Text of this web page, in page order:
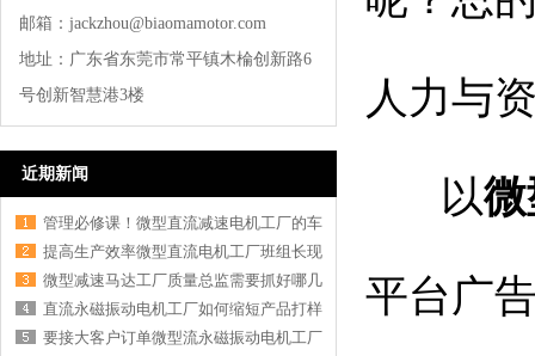
邮箱：jackzhou@biaomamotor.com
地址：广东省东莞市常平镇木棆创新路6
号创新智慧港3楼
近期新闻
管理必修课！微型直流减速电机工厂的车
提高生产效率微型直流电机工厂班组长现
微型减速马达工厂质量总监需要抓好哪几
直流永磁振动电机工厂如何缩短产品打样
要接大客户订单微型流永磁振动电机工厂
人力与
以
平台广